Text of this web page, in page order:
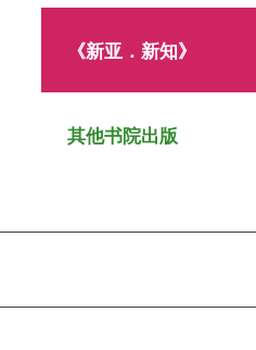
《新亚．新知》
其他书院出版